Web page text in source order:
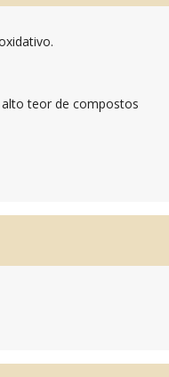
teor de compostos